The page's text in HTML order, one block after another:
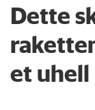
Dette
et uhell